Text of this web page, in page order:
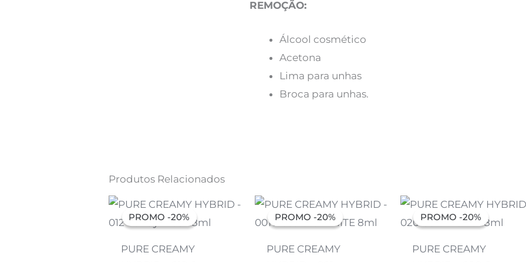
REMOÇÃO:
Álcool cosmético
Acetona
Lima para unhas
Broca para unhas.
Produtos Relacionados
PROMO -20%
PROMO -20%
PURE CREAMY
O
preço
original
7,07 €.
O
preço
atual
5,66 €.
PROMO -20%
PROMO -20%
PURE CREAMY
O
preço
original
7,07 €.
O
preço
atual
5,66 €.
PROMO -20%
PROMO -20%
PURE CREAMY
O
preço
original
7,07 €.
O
preço
atual
5,66 €.